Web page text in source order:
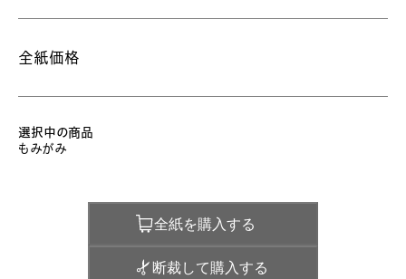
全紙価格
選択中の商品
もみがみ
全紙を購入する
断裁して購入する